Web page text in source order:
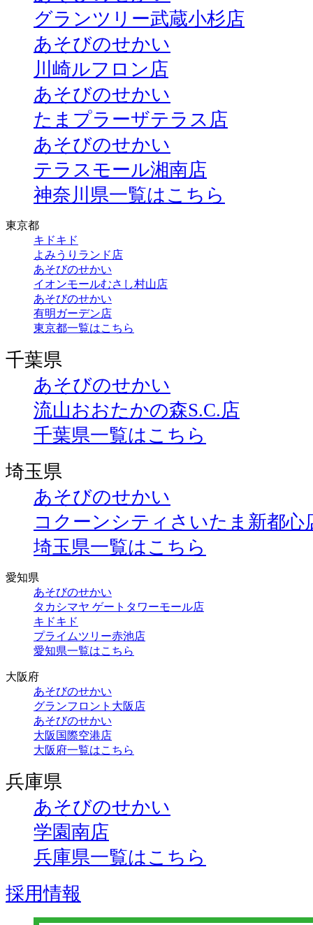
グランツリー武蔵小杉店
あそびのせかい
川崎ルフロン店
あそびのせかい
たまプラーザテラス店
あそびのせかい
テラスモール湘南店
神奈川県一覧はこちら
東京都
キドキド
よみうりランド店
あそびのせかい
イオンモールむさし村山店
あそびのせかい
有明ガーデン店
東京都一覧はこちら
千葉県
あそびのせかい
流山おおたかの森S.C.店
千葉県一覧はこちら
埼玉県
あそびのせかい
コクーンシティさいたま新都心
埼玉県一覧はこちら
愛知県
あそびのせかい
タカシマヤ ゲートタワーモール店
キドキド
プライムツリー赤池店
愛知県一覧はこちら
大阪府
あそびのせかい
グランフロント大阪店
あそびのせかい
大阪国際空港店
大阪府一覧はこちら
兵庫県
あそびのせかい
学園南店
兵庫県一覧はこちら
採用情報